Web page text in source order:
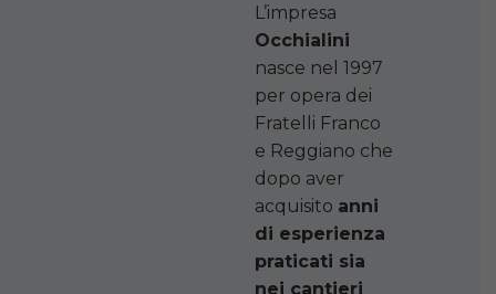
L’impresa
Occhialini
nasce nel 1997
per opera dei
Fratelli Franco
e Reggiano che
dopo aver
acquisito anni
di esperienza
praticati sia
nei cantieri